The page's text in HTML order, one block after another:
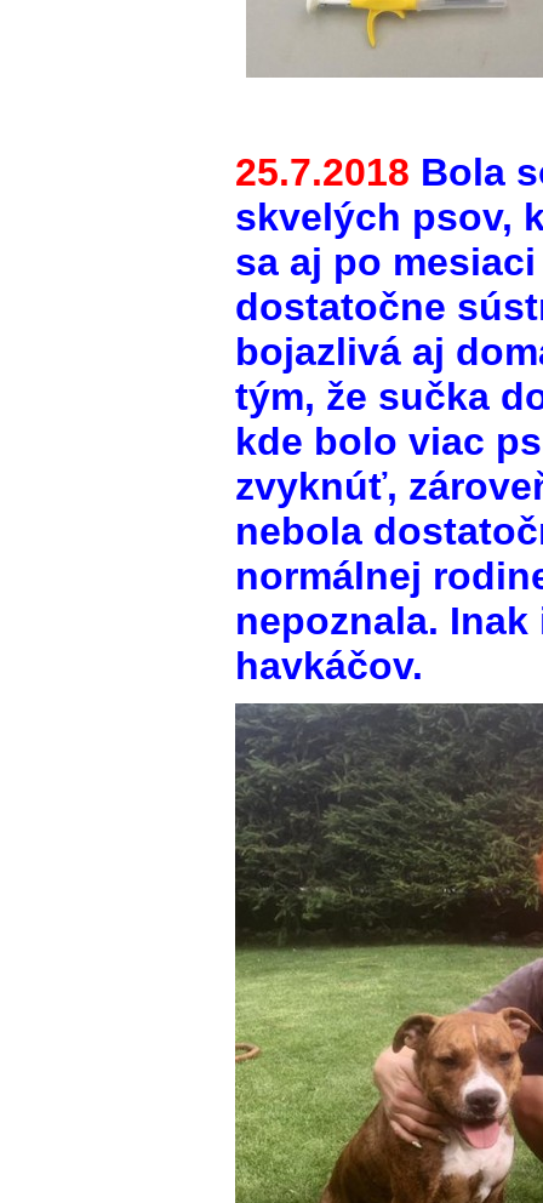
25.7.2018 Bola
skvelých psov,
sa aj po
dostatočne
bojazlivá aj
tým, že sučka
kde bolo viac
zvyknúť,
nebola
normálnej
nepoznala.
havkáčov.